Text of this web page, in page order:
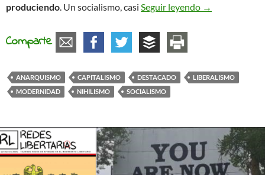
produciendo. Un socialismo, casi Seguir leyendo A vueltas
→
Comparte
ANARQUISMO CAPITALISMO DESTACADO
LIBERALISMO
MODERNIDAD
NIHILISMO SOCIALISMO